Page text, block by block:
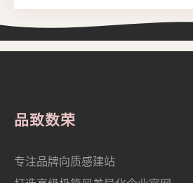
品致数荣
专注品牌向质感建站